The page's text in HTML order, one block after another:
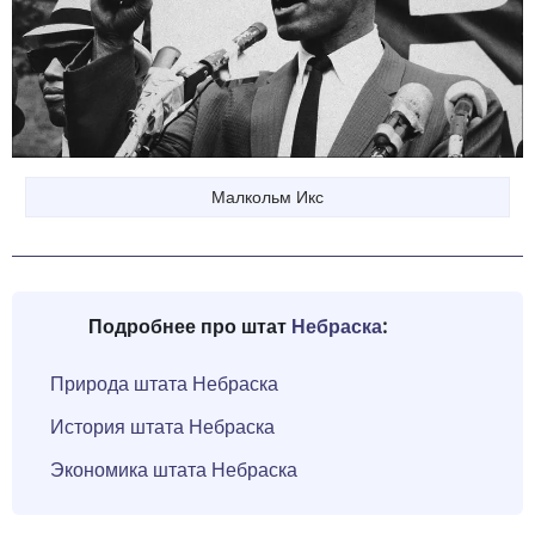
Малкольм Икс
Подробнее про штат Небраска:
Природа штата Небраска
История штата Небраска
Экономика штата Небраска